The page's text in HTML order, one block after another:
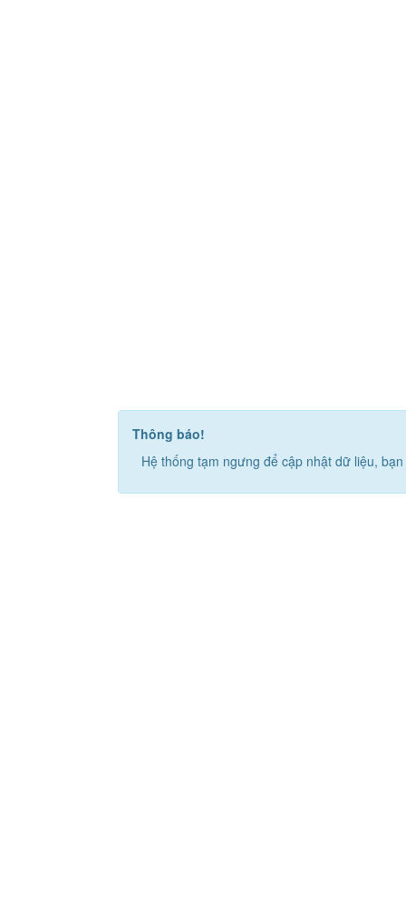
Thông báo!
Hệ thống tạm ngưng để cập nhật dữ liệu,